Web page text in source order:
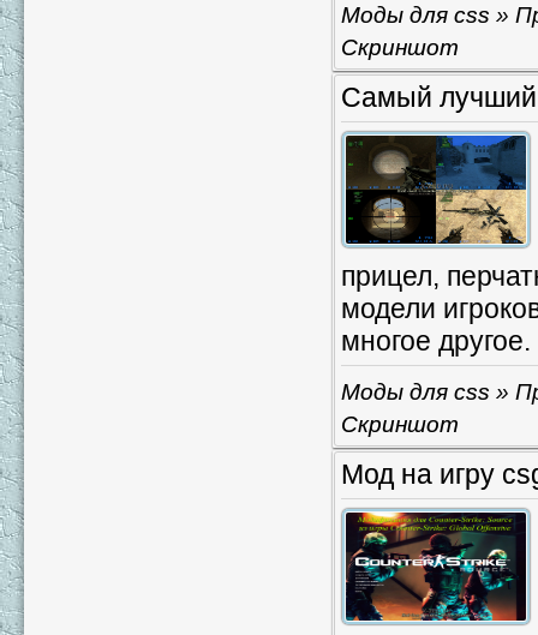
Моды для css »
Скриншот
Самый
прицел,
модели
многое другое.
Моды для css »
Скриншот
Мод на игру